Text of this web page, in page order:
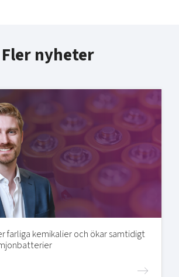
Fler nyheter
farliga kemikalier och ökar samtidigt